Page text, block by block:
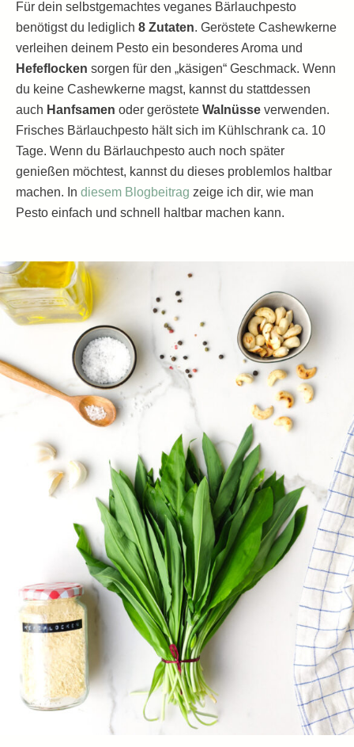
Für dein selbstgemachtes veganes Bärlauchpesto
benötigst du lediglich 8 Zutaten. Geröstete Cashewkerne
verleihen deinem Pesto ein besonderes Aroma und
Hefeflocken sorgen für den „käsigen“ Geschmack. Wenn
du keine Cashewkerne magst, kannst du stattdessen
auch Hanfsamen oder geröstete Walnüsse verwenden.
Frisches Bärlauchpesto hält sich im Kühlschrank ca. 10
Tage. Wenn du Bärlauchpesto auch noch später
genießen möchtest, kannst du dieses problemlos haltbar
machen. In diesem Blogbeitrag zeige ich dir, wie man
Pesto einfach und schnell haltbar machen kann.